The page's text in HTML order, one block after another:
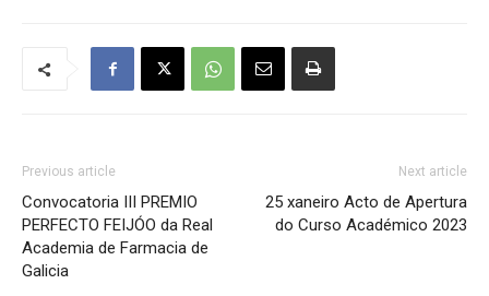
Previous article
Convocatoria III PREMIO
PERFECTO FEIJÓO da Real
Academia de Farmacia de
Galicia
Next article
25 xaneiro Acto de Apertura
do Curso Académico 2023